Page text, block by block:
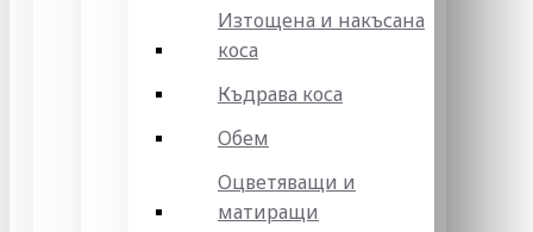
Изтощена и накъсана
коса
Къдрава коса
Обем
Оцветяващи и
матиращи